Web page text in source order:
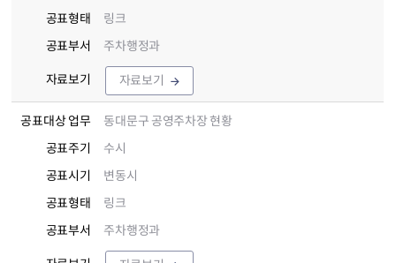
공표형태
링크
공표부서
주차행정과
자료보기 자료보기
공표대상 업무
동대문구 공영주차장 현황
공표주기
수시
공표시기
변동시
공표형태
링크
공표부서
주차행정과